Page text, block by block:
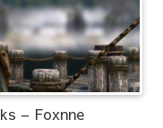
– Foxnne